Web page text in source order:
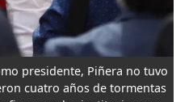
presidente, Piñera no tuvo
cuatro años de tormentas